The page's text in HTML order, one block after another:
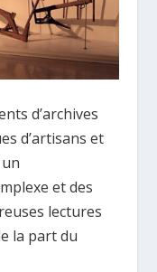
d’archives
d’artisans et
et des
lectures
la part du